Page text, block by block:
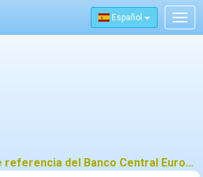
Español
Tipos de cambio de referencia del Banco Central Europeo (BCE) para 18 junio 2026